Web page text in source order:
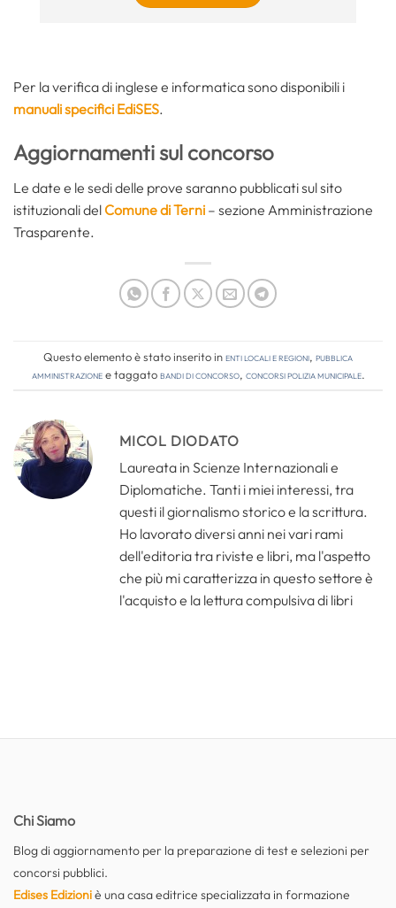
Per la verifica di inglese e informatica sono disponibili i
manuali specifici EdiSES.
Aggiornamenti sul concorso
Le date e le sedi delle prove saranno pubblicati sul sito
istituzionali delComune di Terni – sezione Amministrazione
Trasparente.
Questo elemento è stato inserito inEnti locali e regioni, Pubblica
amministrazionee taggatobandi di concorso, concorsi polizia municipale.
MICOL DIODATO
Laureata in Scienze Internazionali e
Diplomatiche. Tanti i miei interessi, tra
questi il giornalismo storico e la scrittura.
Ho lavorato diversi anni nei vari rami
dell'editoria tra riviste e libri, ma l'aspetto
che più mi caratterizza in questo settore è
l'acquisto e la lettura compulsiva di libri
Chi Siamo
Blog di aggiornamento per la preparazione di test e selezioni per
concorsi pubblici.
Edises Edizioniè una casa editrice specializzata in formazione